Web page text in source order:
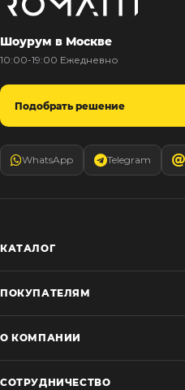
Шоурум в Москве
10:00-19:00 Ежедневно
Подобрать решение
WhatsApp Telegram
КАТАЛОГ
ПОКУПАТЕЛЯМ
О КОМПАНИИ
СОТРУДНИЧЕСТВО